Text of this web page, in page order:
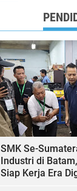
SMK Se-
Industri di
Siap Kerja Era